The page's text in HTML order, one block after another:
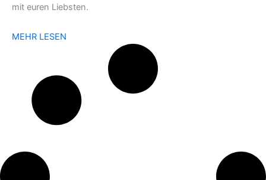
mit euren Liebsten.
MEHR LESEN